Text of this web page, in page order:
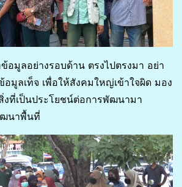
อมูลอย่างรอบด้าน ตรงไปตรงมา อย่า
อมูลเท็จ เพื่อให้สังคมใหญ่เข้าใจผิด มอง
งที่เป็นประโยชน์ต่อการพัฒนามา
ฒนาพื้นที่